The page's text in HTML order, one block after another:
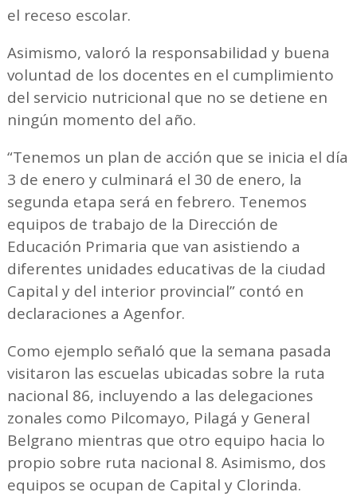
el receso escolar.
Asimismo, valoró la responsabilidad y buena
voluntad de los docentes en el cumplimiento
del servicio nutricional que no se detiene en
ningún momento del año.
“Tenemos un plan de acción que se inicia el día
3 de enero y culminará el 30 de enero, la
segunda etapa será en febrero. Tenemos
equipos de trabajo de la Dirección de
Educación Primaria que van asistiendo a
diferentes unidades educativas de la ciudad
Capital y del interior provincial” contó en
declaraciones a Agenfor.
Como ejemplo señaló que la semana pasada
visitaron las escuelas ubicadas sobre la ruta
nacional 86, incluyendo a las delegaciones
zonales como Pilcomayo, Pilagá y General
Belgrano mientras que otro equipo hacia lo
propio sobre ruta nacional 8. Asimismo, dos
equipos se ocupan de Capital y Clorinda.